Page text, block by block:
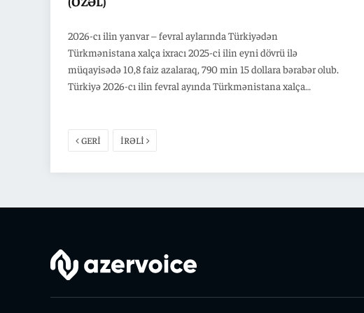
2026-cı ilin yanvar – fevral aylarında Türkiyədən
Türkmənistana xalça ixracı 2025-ci ilin eyni dövrü ilə
müqayisədə 10,8 faiz azalaraq, 790 min 15 dollara bərabər olub.
Türkiyə 2026-cı ilin fevral ayında Türkmənistana xalça
fevral ayında Türkiyənin xalça ixracı ötən ilin eyni dövrü ilə
bərabər olub.
GERİ İRƏLİ